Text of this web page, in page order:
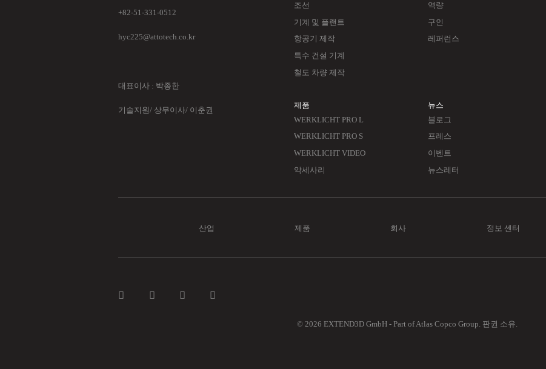
+82-51-331-0512
hyc225@attotech.co.kr
대표이사 : 박종한
기술지원/ 상무이사/ 이춘권
조선
기계 및 플랜트
항공기 제작
특수 건설 기계
철도 차량 제작
역량
구인
레퍼런스
제품
WERKLICHT PRO L
WERKLICHT PRO S
WERKLICHT VIDEO
악세사리
뉴스
블로그
프레스
이벤트
뉴스레터
산업 제품 회사 정보 센터
© 2026 EXTEND3D GmbH - Part of Atlas Copco Group. 판권 소유.